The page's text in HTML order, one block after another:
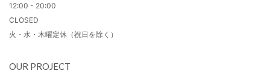
12:00 - 20:00
CLOSED
火・水・木曜定休（祝日を除く）
OUR PROJECT